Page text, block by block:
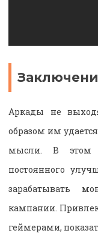
Аркады не
образом им
мысли. В этом
постоянного
зарабатывать
кампании.
геймерами,